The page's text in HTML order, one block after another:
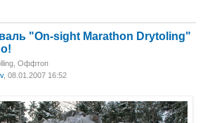
"On-sight Marathon Drytoling"
, Оффтоп
, 08.01.2007 16:52